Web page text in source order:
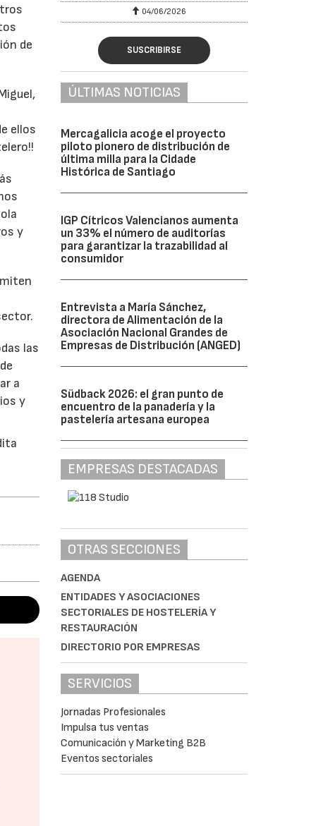
de
ellos
y
las
a
y
04/06/2026
SUSCRIBIRSE
ÚLTIMAS NOTICIAS
Mercagalicia acoge el proyecto
piloto pionero de distribución de
última milla para la Cidade
Histórica de Santiago
IGP Cítricos Valencianos aumenta
un 33% el número de auditorías
para garantizar la trazabilidad al
consumidor
Entrevista a María Sánchez,
directora de Alimentación de la
Asociación Nacional Grandes de
Empresas de Distribución (ANGED)
Südback 2026: el gran punto de
encuentro de la panadería y la
pastelería artesana europea
EMPRESAS DESTACADAS
OTRAS SECCIONES
AGENDA
ENTIDADES Y ASOCIACIONES
SECTORIALES DE HOSTELERÍA Y
RESTAURACIÓN
DIRECTORIO POR EMPRESAS
SERVICIOS
Jornadas Profesionales
Impulsa tus ventas
Comunicación y Marketing B2B
Eventos sectoriales